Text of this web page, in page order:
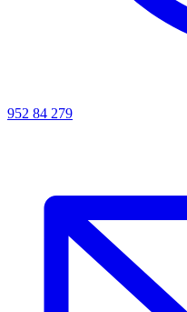
952 84 279